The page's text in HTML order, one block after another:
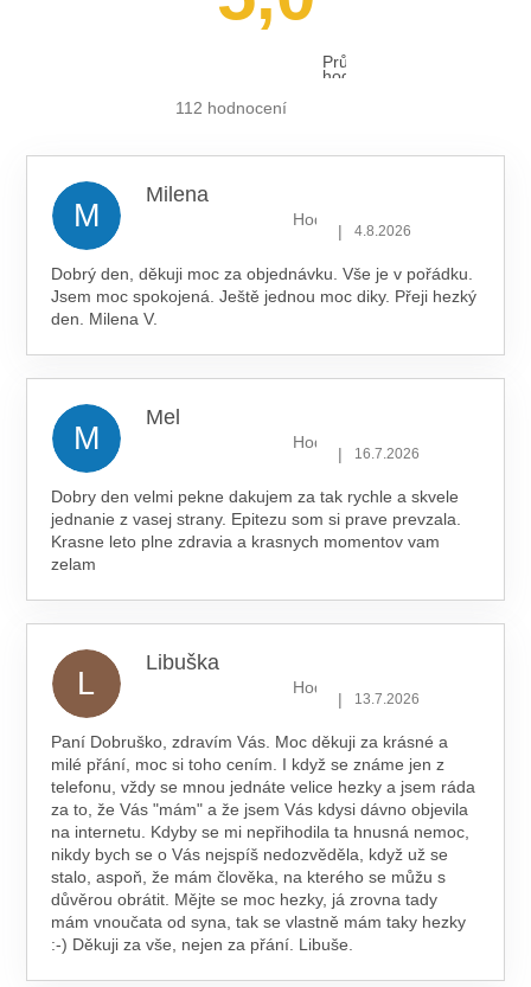
Průměrné
hodnocení
112 hodnocení
M
Milena
Hodnocení obchodu je 5 z 5
| 4.8.2026
Dobrý den, děkuji moc za objednávku. Vše je v pořádku.
Jsem moc spokojená. Ještě jednou moc diky. Přeji hezký
den. Milena V.
M
Mel
Hodnocení obchodu je 5 z 5
| 16.7.2026
Dobry den velmi pekne dakujem za tak rychle a skvele
jednanie z vasej strany. Epitezu som si prave prevzala.
Krasne leto plne zdravia a krasnych momentov vam
zelam
L
Libuška
Hodnocení obchodu je 5 z 5
| 13.7.2026
Paní Dobruško, zdravím Vás. Moc děkuji za krásné a
milé přání, moc si toho cením. I když se známe jen z
telefonu, vždy se mnou jednáte velice hezky a jsem ráda
za to, že Vás "mám" a že jsem Vás kdysi dávno objevila
na internetu. Kdyby se mi nepřihodila ta hnusná nemoc,
nikdy bych se o Vás nejspíš nedozvěděla, když už se
stalo, aspoň, že mám člověka, na kterého se můžu s
důvěrou obrátit. Mějte se moc hezky, já zrovna tady
mám vnoučata od syna, tak se vlastně mám taky hezky
:-) Děkuji za vše, nejen za přání. Libuše.